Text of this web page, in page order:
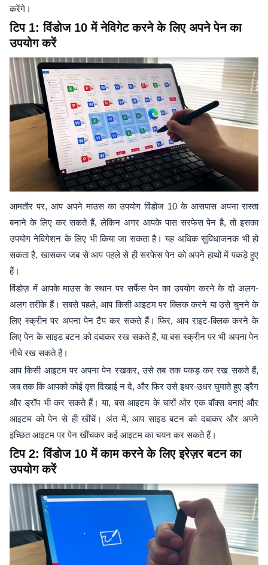
करेंगे।
टिप 1: विंडोज 10 में नेविगेट करने के लिए अपने पेन का
उपयोग करें
आमतौर पर, आप अपने माउस का उपयोग विंडोज 10 के आसपास अपना रास्ता
बनाने के लिए कर सकते हैं, लेकिन अगर आपके पास सरफेस पेन है, तो इसका
उपयोग नेविगेशन के लिए भी किया जा सकता है। यह अधिक सुविधाजनक भी हो
सकता है, खासकर जब से आप पहले से ही सरफेस पेन को अपने हाथों में पकड़े हुए
हैं।
विंडोज़ में आपके माउस के स्थान पर सर्फेस पेन का उपयोग करने के दो अलग-
अलग तरीके हैं। सबसे पहले, आप किसी आइटम पर क्लिक करने या उसे चुनने के
लिए स्क्रीन पर अपना पेन टैप कर सकते हैं। फिर, आप राइट-क्लिक करने के
लिए पेन के साइड बटन को दबाकर रख सकते हैं, या बस स्क्रीन पर भी अपना पेन
नीचे रख सकते हैं।
आप किसी आइटम पर अपना पेन रखकर, उसे तब तक पकड़ कर रख सकते हैं,
जब तक कि आपको कोई वृत्त दिखाई न दे, और फिर उसे इधर-उधर घुमाते हुए ड्रैग
और ड्रॉप भी कर सकते हैं। या, बस आइटम के चारों ओर एक बॉक्स बनाएं और
आइटम को पेन से ही खींचें। अंत में, आप साइड बटन को दबाकर और अपने
इच्छित आइटम पर पेन खींचकर कई आइटम का चयन कर सकते हैं।
टिप 2: विंडोज 10 में काम करने के लिए इरेज़र बटन का
उपयोग करें